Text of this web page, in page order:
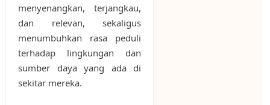
menyenangkan, terjangkau,
dan relevan, sekaligus
menumbuhkan rasa peduli
terhadap lingkungan dan
sumber daya yang ada di
sekitar mereka.